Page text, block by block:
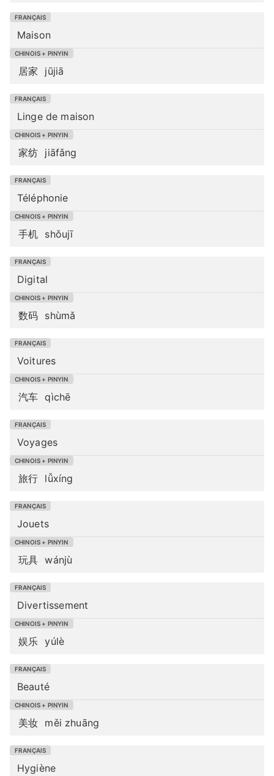
Maison
居家 jūjiā
Linge de maison
家纺 jiāfǎng
Téléphonie
手机 shǒujī
Digital
数码 shùmǎ
Voitures
汽车 qìchē
Voyages
旅行 lǚxíng
Jouets
玩具 wánjù
Divertissement
娱乐 yúlè
Beauté
美妆 měi zhuāng
Hygiène